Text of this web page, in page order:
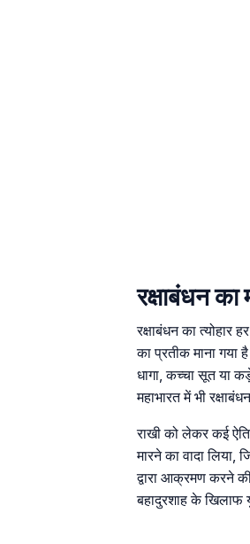
रक्षाबंधन
रक्षाबंधन का त्योहार
का प्रतीक माना गया
धागा, कच्चा सूत या
महाभारत में भी
राखी को लेकर कई
मारने का वादा
द्वारा आक्रमण करने
बहादुरशाह के खिलाफ